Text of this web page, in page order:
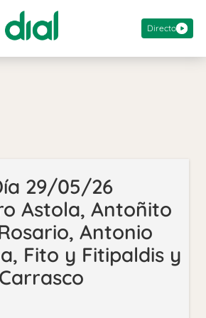
Directo
29/05/26
Astola, Antoñito
Antonio
Fito y Fitipaldis y